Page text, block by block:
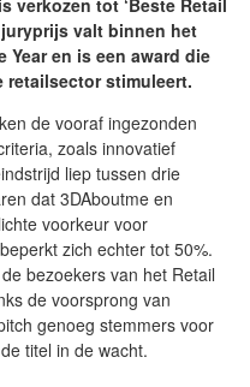
verkozen tot ‘Beste Retail
juryprijs valt binnen het
Year en is een award die
retailsector stimuleert.
de vooraf ingezonden
zoals innovatief
liep tussen drie
dat 3DAboutme en
voorkeur voor
zich echter tot 50%.
bezoekers van het Retail
de voorsprong van
genoeg stemmers voor
titel in de wacht.